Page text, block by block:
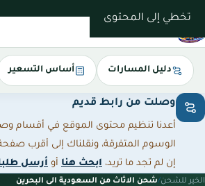
تخطي إلى المحتوى
دليل المسارات أساس التسعير
وصلت من رابط قديم
أعدنا تنظيم محتوى الموقع في أقسام
الوسوم المتفرقة، ونقلناك إلى أقرب
إن لم تجد ما تريد، ابحث هنا أو أرسل
الخير للشحن/شحن الاثاث من السعودية الى البحرين